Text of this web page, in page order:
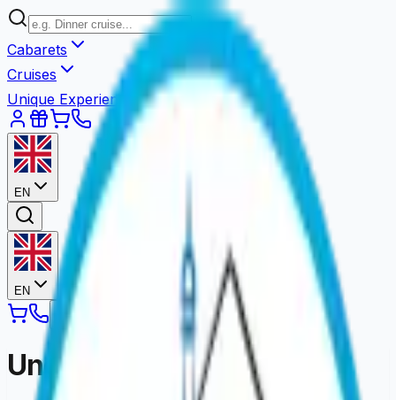
Cabarets
Cruises
Unique Experiences
EN
EN
Une erreur est survenue